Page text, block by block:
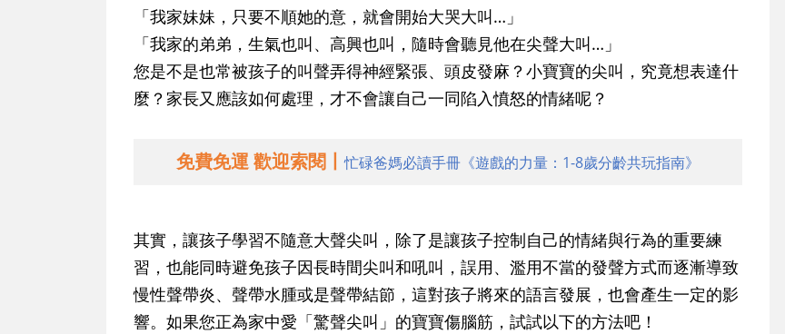
「我家妹妹，只要不順她的意，就會開始大哭大叫…」
「我家的弟弟，生氣也叫、高興也叫，隨時會聽見他在尖聲大叫…」
您是不是也常被孩子的叫聲弄得神經緊張、頭皮發麻？小寶寶的尖叫，究竟想表達什
麼？家長又應該如何處理，才不會讓自己一同陷入憤怒的情緒呢？
免費免運 歡迎索閱丨忙碌爸媽必讀手冊《遊戲的力量：1-8歲分齡共玩指南》
其實， 讓孩子學習不隨意大聲尖叫，除了是讓孩子控制自己的情緒與行為的重要練
習，也能同時避免孩子因長時間尖叫和吼叫，誤用、濫用不當的發聲方式而逐漸導致
慢性聲帶炎、聲帶水腫或是聲帶結節，這對孩子將來的語言發展，也會產生一定的影
響。如果您正為家中愛「驚聲尖叫」的寶寶傷腦筋，試試以下的方法吧！
升小一開學前預備備
寶貝即將上小學，信誼集結國小老師
生活及團體適應等預備能力做起，幫
生活與課業學習，無痛銜接上小學。